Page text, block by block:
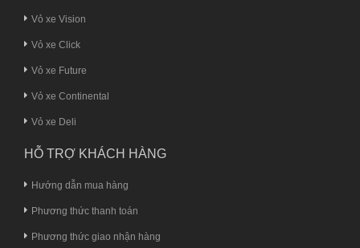
Vỏ xe Vision
Vỏ xe Click
Vỏ xe Future
Vỏ xe Continental
Vỏ xe Deli
HỖ TRỢ KHÁCH HÀNG
Hướng dẫn mua hàng
Phương thức thanh toán
Phương thức giao nhận hàng